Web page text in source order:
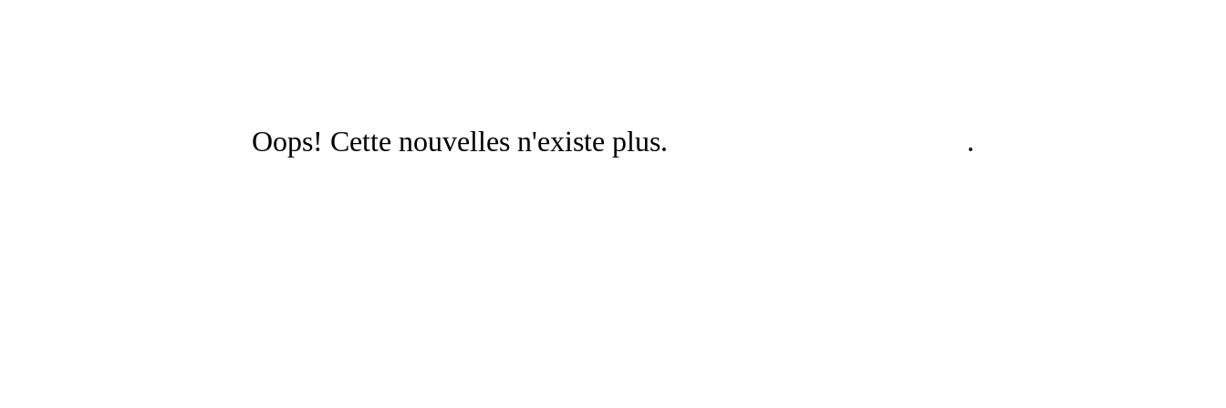
Oops! Cette nouvelles n'existe plus. .